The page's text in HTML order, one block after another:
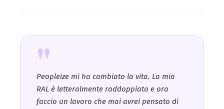
"
Peopleize mi ha cambiato la vita. La mia
RAL è letteralmente raddoppiata e ora
faccio un lavoro che mai avrei pensato di